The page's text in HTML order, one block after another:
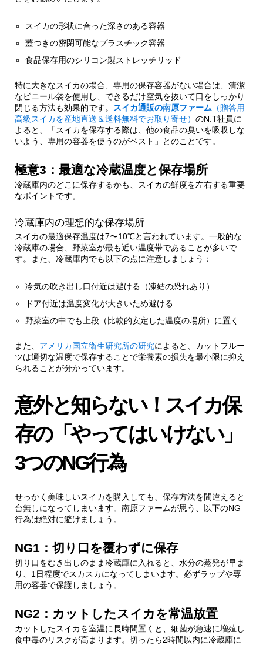
スイカの形状に合った深さのある容器
蓋つきの密閉可能なプラスチック容器
食品保存用のシリコン製ストレッチリッド
特に大きなスイカの場合、専用の保存容器がない場合は、清潔
なビニール袋を使用し、できるだけ空気を抜いて口をしっかり
閉じる方法も効果的です。
スイカ通販の南原ファーム （贈答用
高級スイカを産地直送＆送料無料でお取り寄せ） のN.T社員に
よると、「スイカを保存する際は、他の食品の臭いを吸収しな
いよう、専用の容器を使うのがベスト」とのことです。
極意3：最適な冷蔵温度と保存場所
冷蔵庫内のどこに保存するかも、スイカの鮮度を左右する重要
なポイントです。
冷蔵庫内の理想的な保存場所
スイカの最適保存温度は7〜10℃と言われています。一般的な
冷蔵庫の場合、野菜室が最も近い温度帯であることが多いで
す。また、冷蔵庫内でも以下の点に注意しましょう：
冷気の吹き出し口付近は避ける（凍結の恐れあり）
ドア付近は温度変化が大きいため避ける
野菜室の中でも上段（比較的安定した温度の場所）に置く
また、 アメリカ国立衛生研究所の研究によると、カットフルー
ツは適切な温度で保存することで栄養素の損失を最小限に抑え
られることが分かっています。
意外と知らない！スイカ保
存の「やってはいけない」
3つのNG行為
せっかく美味しいスイカを購入しても、保存方法を間違えると
台無しになってしまいます。南原ファームが思う、以下のNG
行為は絶対に避けましょう。
NG1：切り口を覆わずに保存
切り口をむき出しのまま冷蔵庫に入れると、水分の蒸発が早ま
り、1日程度でスカスカになってしまいます。必ずラップや専
用の容器で保護しましょう。
NG2：カットしたスイカを常温放置
カットしたスイカを室温に長時間置くと、細菌が急速に増殖し
食中毒のリスクが高まります。切ったら2時間以内に冷蔵庫に